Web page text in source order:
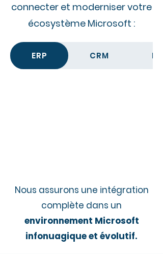
connecter et moderniser votre
écosystème Microsoft :
ERP CRM
Nous assurons une intégration
complète dans un
environnement Microsoft
infonuagique et évolutif.